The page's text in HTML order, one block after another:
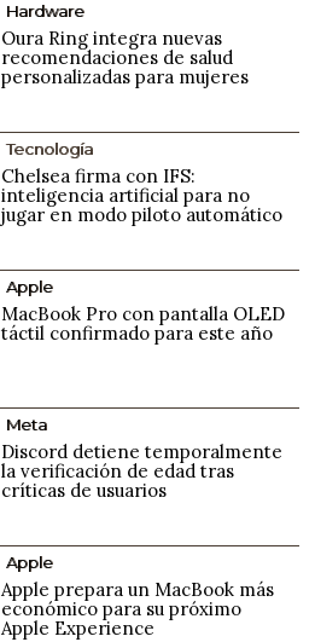
Hardware
Oura Ring integra nuevas
recomendaciones de salud
personalizadas para mujeres
Tecnología
Chelsea firma con IFS:
inteligencia artificial para no
jugar en modo piloto automático
Apple
MacBook Pro con pantalla OLED
táctil confirmado para este año
Meta
Discord detiene temporalmente
la verificación de edad tras
críticas de usuarios
Apple
Apple prepara un MacBook más
económico para su próximo
Apple Experience